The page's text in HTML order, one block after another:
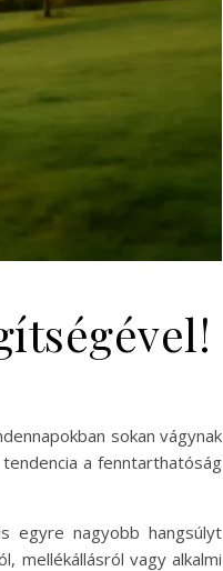
sokan vágynak
a fenntarthatóság
egyre nagyobb hangsúlyt
mellékállásról vagy alkalmi